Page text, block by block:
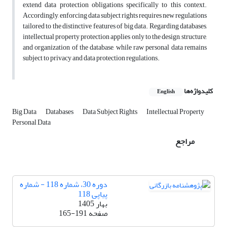
extend data protection obligations specifically to this context.
Accordingly, enforcing data subject rights requires new regulations
tailored to the distinctive features of big data. Regarding databases,
intellectual property protection applies only to the design, structure,
and organization of the database, while raw personal data remains
subject to privacy and data protection regulations.
کلیدواژه‌ها English
Big Data Databases Data Subject Rights Intellectual Property
Personal Data
مراجع
دوره 30، شماره 118 - شماره
پیاپی 118
بهار 1405
صفحه165-191